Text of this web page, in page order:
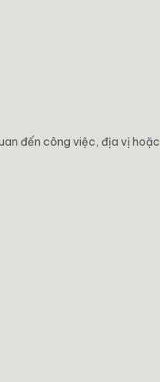
đến công việc, địa vị hoặc